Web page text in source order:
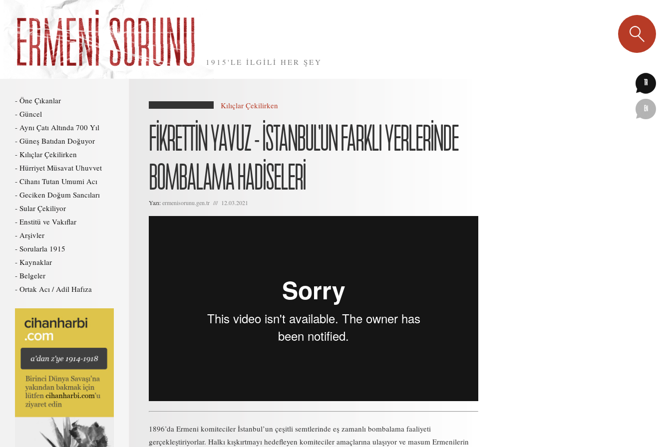
1915'LE İLGİLİ HER ŞEY
TR
EN
Öne Çıkanlar
Güncel
Aynı Çatı Altında 700 Yıl
Güneş Batıdan Doğuyor
Kılıçlar Çekilirken
Hürriyet Müsavat Uhuvvet
Cihanı Tutan Umumi Acı
Geciken Doğum Sancıları
Sular Çekiliyor
Enstitü ve Vakıflar
Arşivler
Sorularla 1915
Kaynaklar
Belgeler
Ortak Acı / Adil Hafıza
Kılıçlar Çekilirken
FIKRETTIN YAVUZ - İSTANBUL’UN FARKLI YERLERINDE
BOMBALAMA HADISELERI
Yazı:ermenisorunu.gen.tr /// 12.03.2021
1896’da Ermeni komiteciler İstanbul’un çeşitli semtlerinde eş zamanlı bombalama faaliyeti
gerçekleştiriyorlar. Halkı kışkırtmayı hedefleyen komiteciler amaçlarına ulaşıyor ve masum Ermenilerin